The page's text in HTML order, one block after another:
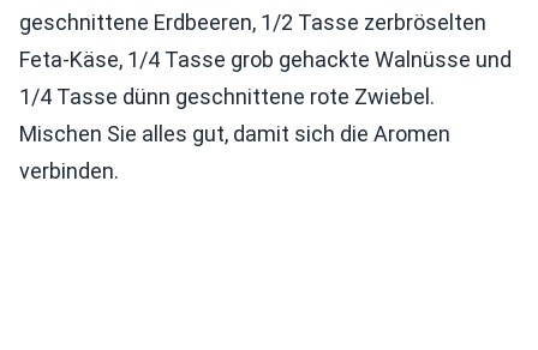
geschnittene Erdbeeren, 1/2 Tasse zerbröselten
Feta-Käse, 1/4 Tasse grob gehackte Walnüsse und
1/4 Tasse dünn geschnittene rote Zwiebel.
Mischen Sie alles gut, damit sich die Aromen
verbinden.